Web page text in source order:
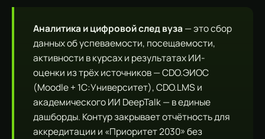
Аналитика и цифровой след вуза — это сбор
данных об успеваемости, посещаемости,
активности в курсах и результатах ИИ-
оценки из трёх источников — CDO.ЭИОС
(Moodle + 1С:Университет), CDO.LMS и
академического ИИ DeepTalk — в единые
дашборды. Контур закрывает отчётность для
аккредитации и «Приоритет 2030» без